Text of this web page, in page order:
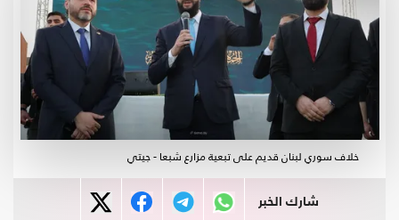
خلاف سوري لبنان قديم على تبعية مزارع شبعا - جيتي
شارك الخبر